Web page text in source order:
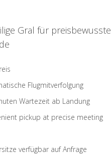
Gral für preisbewusste
Flugmitverfolgung
Wartezeit ab Landung
pickup at precise meeting
verfügbar auf Anfrage